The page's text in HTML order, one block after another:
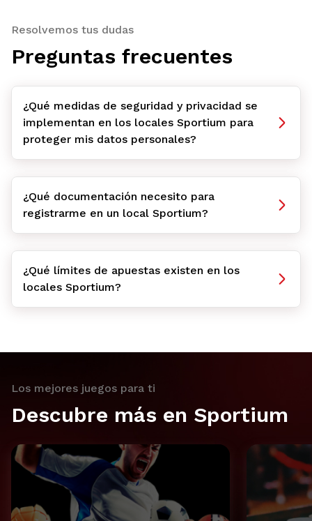
Resolvemos tus dudas
Preguntas frecuentes
¿Qué medidas de seguridad y privacidad se
implementan en los locales Sportium para
proteger mis datos personales?
¿Qué documentación necesito para
registrarme en un local Sportium?
¿Qué límites de apuestas existen en los
locales Sportium?
Los mejores juegos para ti
Descubre más en Sportium